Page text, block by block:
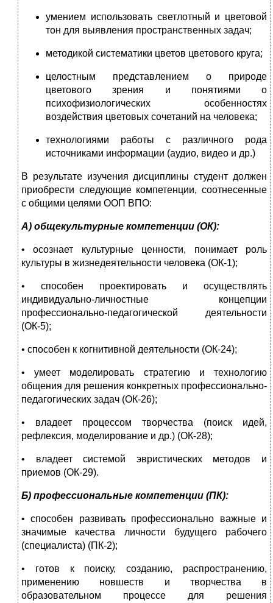
умением использовать светлотный и цветовой
тон для выявления пространственных задач;
методикой систематики цветов цветового круга;
целостным представлением о природе
цветового зрения и понятиями о
психофизиологических особенностях
воздействия цветовых сочетаний на человека;
технологиями работы с различного рода
источниками информации (аудио, видео и др.)
В результате изучения дисциплины студент должен
приобрести следующие компетенции, соотнесенные
с общими целями ООП ВПО:
А) общекультурные компетенции (ОК):
• осознает культурные ценности, понимает роль
культуры в жизнедеятельности человека (ОК-1);
• способен проектировать и осуществлять
индивидуально-личностные концепции
профессионально-педагогической деятельности
(ОК-5);
• способен к когнитивной деятельности (ОК-24);
• умеет моделировать стратегию и технологию
общения для решения конкретных профессионально-
педагогических задач (ОК-26);
• владеет процессом творчества (поиск идей,
рефлексия, моделирование и др.) (ОК-28);
• владеет системой эвристических методов и
приемов (ОК-29).
Б) профессиональные компетенции (ПК):
• способен развивать профессионально важные и
значимые качества личности будущего рабочего
(специалиста) (ПК-2);
• готов к поиску, созданию, распространению,
применению новшеств и творчества в
образовательном процессе для решения